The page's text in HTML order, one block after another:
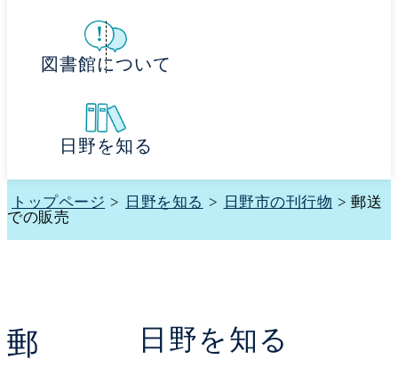
図書館について
日野を知る
トップページ > 日野を知る > 日野市の刊行物 > 郵送
での販売
郵
日野を知る